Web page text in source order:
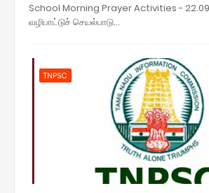
School Morning Prayer Activities -
வழிபாட்டுச் செயல்பாடு…
TNPSC